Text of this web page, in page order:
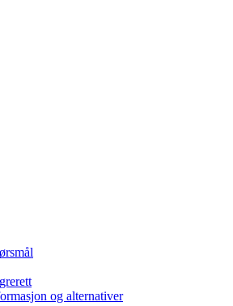
og alternativer